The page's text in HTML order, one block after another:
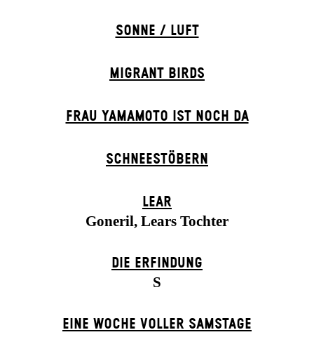
SONNE / LUFT
MIGRANT BIRDS
FRAU YAMAMOTO IST NOCH DA
SCHNEE­STÖBERN
LEAR
Goneril, Lears Tochter
DIE ERFINDUNG
S
EINE WOCHE VOLLER SAMSTAGE